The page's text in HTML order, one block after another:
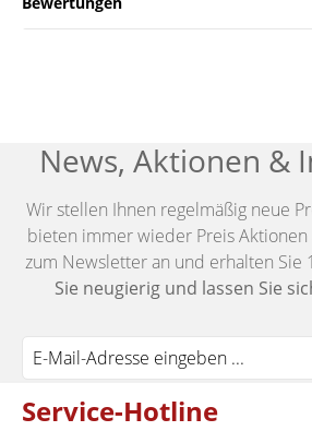
News, Aktionen &
Wir stellen Ihnen regelmäßig neue
bieten immer wieder Preis Aktionen
zum Newsletter an und erhalten Sie
Sie neugierig und lassen Sie
Service-Hotline